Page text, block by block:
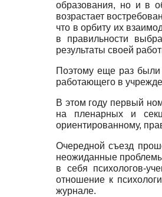
образования, но и в
возрастает
что в орбиту их
в правильности
результаты своей
Поэтому еще раз были
работающего в
В этом году первый
на пленарных и
ориентированному,
Очередной съезд
неожиданные
в себя психологов-
отношение к
журнале.